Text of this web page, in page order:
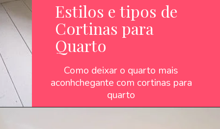
Estilos e tipos de
Cortinas para
Quarto
Como deixar o quarto mais
aconhchegante com cortinas para
quarto